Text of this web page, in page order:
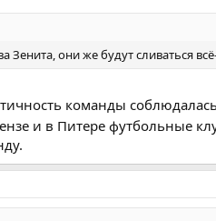
Зенита, они же будут сливаться
команды
и в Питере футбольные